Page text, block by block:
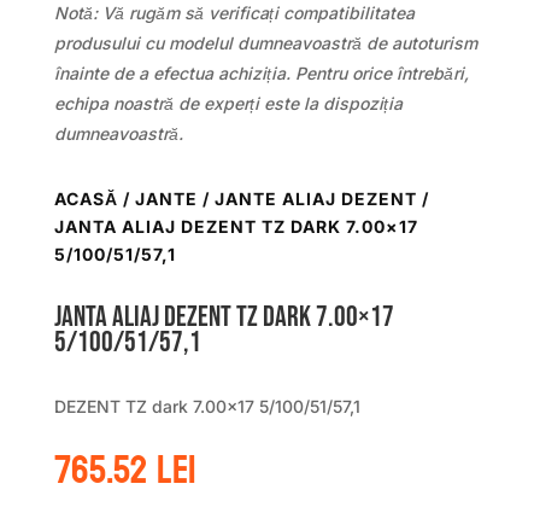
Notă: Vă rugăm să verificați compatibilitatea
produsului cu modelul dumneavoastră de autoturism
înainte de a efectua achiziția. Pentru orice întrebări,
echipa noastră de experți este la dispoziția
dumneavoastră.
ACASĂ / JANTE / JANTE ALIAJ DEZENT /
JANTA ALIAJ DEZENT TZ DARK 7.00×17
5/100/51/57,1
Janta aliaj DEZENT TZ dark 7.00×17
5/100/51/57,1
DEZENT TZ dark 7.00×17 5/100/51/57,1
765.52lei